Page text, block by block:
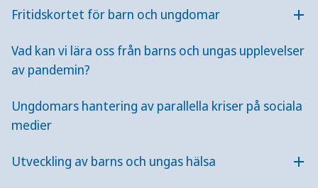
Fritidskortet för barn och ungdomar
Vad kan vi lära oss från barns och ungas upplevelser
av pandemin?
Ungdomars hantering av parallella kriser på sociala
medier
Utveckling av barns och ungas hälsa
(founordost.se)
Om projektet
Projektet utvecklar en modell för att stärka
metoden Barnkraft. Barn och föräldrar möts dels i
parallella stödgrupper och dels tillsammans för
kommunikationen inom familjen. Även ett